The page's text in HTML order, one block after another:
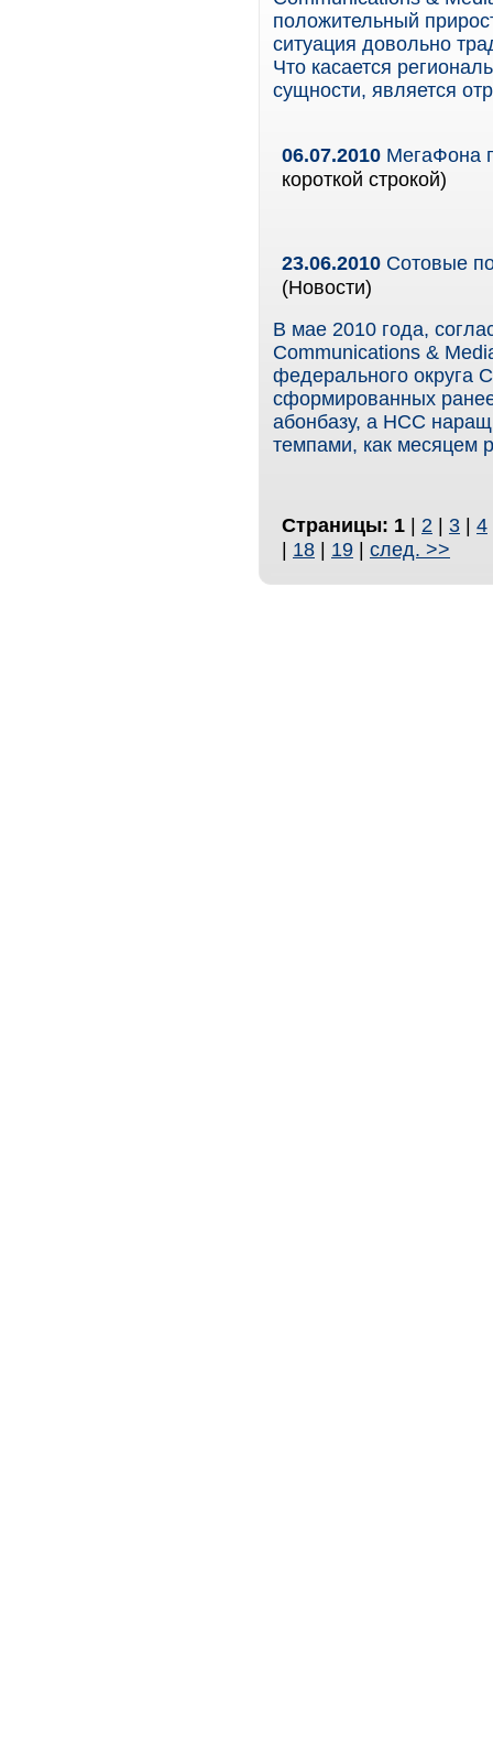
положительный
ситуация довольно
Что касается
сущности, является
06.07.2010 МегаФона
короткой строкой)
23.06.2010 Сотовые
(Новости)
В мае 2010 года,
Communications &
федерального округа
сформированных
абонбазу, а НСС
темпами, как месяцем
Страницы: 1 | 2 | 3 | 4
| 18 | 19 | след. >>